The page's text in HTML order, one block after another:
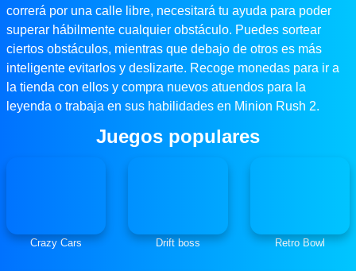
correrá por una calle libre, necesitará tu ayuda para poder
superar hábilmente cualquier obstáculo. Puedes sortear
ciertos obstáculos, mientras que debajo de otros es más
inteligente evitarlos y deslizarte. Recoge monedas para ir a
la tienda con ellos y compra nuevos atuendos para la
leyenda o trabaja en sus habilidades en Minion Rush 2.
Juegos populares
Crazy Cars Drift boss Retro Bowl